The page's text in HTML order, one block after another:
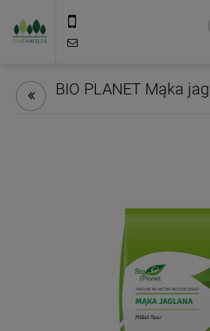
BIO PLANET Mąka